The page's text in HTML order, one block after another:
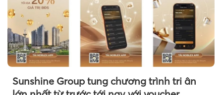
Sunshine Group tung chương trình tri ân